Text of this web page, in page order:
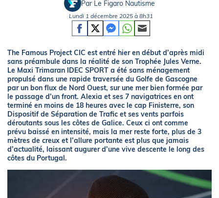
Par Le Figaro Nautisme
Lundi 1 décembre 2025 à 8h31
The Famous Project CIC est entré hier en début d’après midi
sans préambule dans la réalité de son Trophée Jules Verne.
Le Maxi Trimaran IDEC SPORT a été sans ménagement
propulsé dans une rapide traversée du Golfe de Gascogne
par un bon flux de Nord Ouest, sur une mer bien formée par
le passage d’un front. Alexia et ses 7 navigatrices en ont
terminé en moins de 18 heures avec le cap Finisterre, son
Dispositif de Séparation de Trafic et ses vents parfois
déroutants sous les côtes de Galice. Ceux ci ont comme
prévu baissé en intensité, mais la mer reste forte, plus de 3
mètres de creux et l’allure portante est plus que jamais
d’actualité, laissant augurer d’une vive descente le long des
côtes du Portugal.